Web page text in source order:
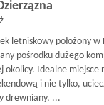
letniskowy położony
pośrodku dużego
okolicy. Idealne miejsce
i nie tylko,
drewniany, ...